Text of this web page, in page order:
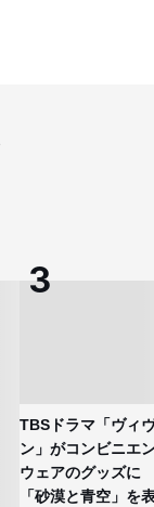
TBSドラマ「ヴィ
ン」がコンビニエ
ウェアのグッズ
「砂漠と青空」を